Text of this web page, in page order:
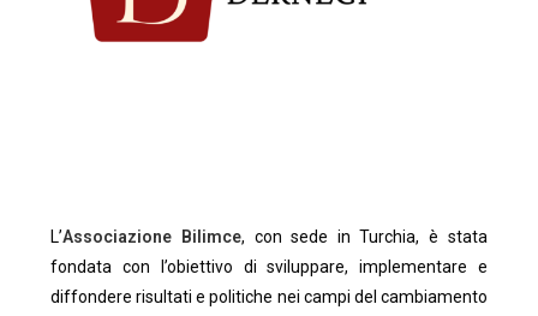
L’Associazione Bilimce, con sede in Turchia, è stata
fondata con l’obiettivo di sviluppare, implementare e
diffondere risultati e politiche nei campi del cambiamento